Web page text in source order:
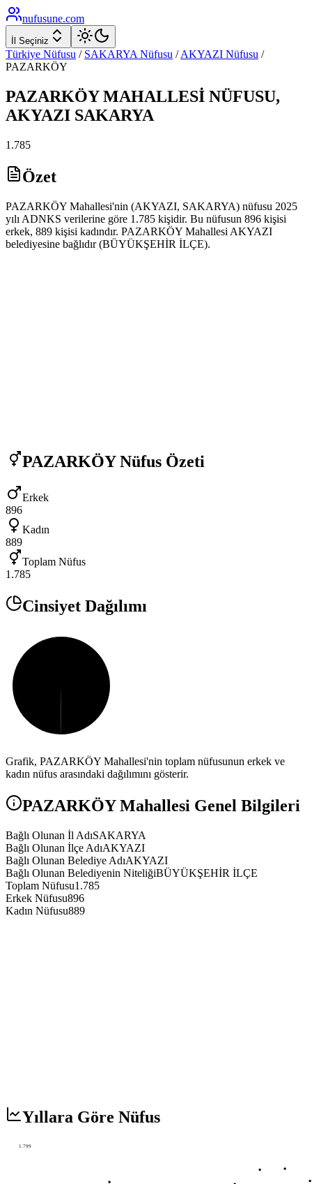
nufusune.com
İl Seçiniz
Türkiye Nüfusu / SAKARYA Nüfusu / AKYAZI Nüfusu /
PAZARKÖY
PAZARKÖYMAHALLESİ NÜFUSU,
AKYAZI SAKARYA
1.785
Özet
PAZARKÖY Mahallesi'nin (AKYAZI, SAKARYA) nüfusu 2025
yılı ADNKS verilerine göre 1.785 kişidir. Bu nüfusun 896 kişisi
erkek, 889 kişisi kadındır. PAZARKÖY Mahallesi AKYAZI
belediyesine bağlıdır (BÜYÜKŞEHİR İLÇE).
PAZARKÖYNüfus Özeti
Erkek
896
Kadın
889
Toplam Nüfus
1.785
Cinsiyet Dağılımı
Grafik, PAZARKÖY Mahallesi'nin toplam nüfusunun erkek ve
kadın nüfus arasındaki dağılımını gösterir.
PAZARKÖYMahallesi Genel Bilgileri
Bağlı Olunan İl AdıSAKARYA
Bağlı Olunan İlçe AdıAKYAZI
Bağlı Olunan Belediye AdıAKYAZI
Bağlı Olunan Belediyenin NiteliğiBÜYÜKŞEHİR İLÇE
Toplam Nüfusu1.785
Erkek Nüfusu896
Kadın Nüfusu889
Yıllara Göre Nüfus
1.799